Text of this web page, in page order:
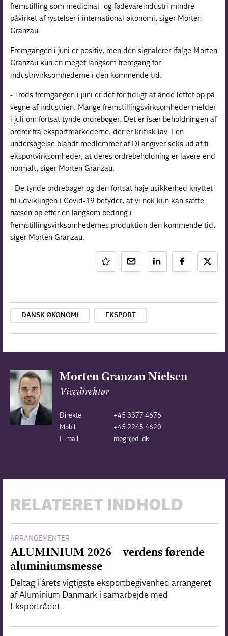
fremstilling som medicinal- og fødevareindustri mindre
påvirket af rystelser i international økonomi, siger Morten
Granzau.
Fremgangen i juni er positiv, men den signalerer ifølge Morten
Granzau kun en meget langsom fremgang for
industrivirksomhederne i den kommende tid.
- Trods fremgangen i juni er det for tidligt at ånde lettet op på
vegne af industrien. Mange fremstillingsvirksomheder melder
i juli om fortsat tynde ordrebøger. Det er især beholdningen af
ordrer fra eksportmarkederne, der er kritisk lav. I en
undersøgelse blandt medlemmer af DI angiver seks ud af ti
eksportvirksomheder, at deres ordrebeholdning er lavere end
normalt, siger Morten Granzau.
- De tynde ordrebøger og den fortsat høje usikkerhed knyttet
til udviklingen i Covid-19 betyder, at vi nok kun kan sætte
næsen op efter en langsom bedring i
fremstillingsvirksomhedernes produktion den kommende tid,
siger Morten Granzau.
DANSK ØKONOMI EKSPORT
Morten Granzau Nielsen
Vicedirektør
Direkte
+45 3377 4676
Mobil
+45 2245 4620
E-mail
mogr@di.dk
RELATERET INDHOLD
ARRANGEMENTER
ALUMINIUM 2026 – verdens førende
aluminiumsmesse
Deltag i årets vigtigste eksportbegivenhed arrangeret
af Aluminium Danmark i samarbejde med
Eksportrådet.